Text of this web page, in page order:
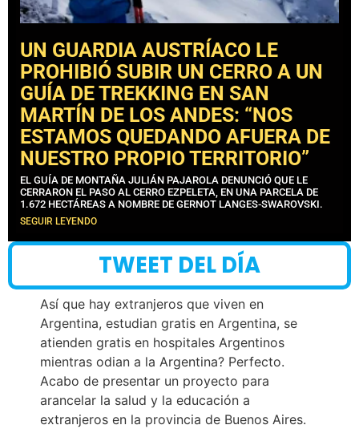
UN GUARDIA AUSTRÍACO LE
PROHIBIÓ SUBIR UN CERRO A UN
GUÍA DE TREKKING EN SAN
MARTÍN DE LOS ANDES: “NOS
ESTAMOS QUEDANDO AFUERA DE
NUESTRO PROPIO TERRITORIO”
EL GUÍA DE MONTAÑA JULIÁN PAJAROLA DENUNCIÓ QUE LE
CERRARON EL PASO AL CERRO EZPELETA, EN UNA PARCELA DE
1.672 HECTÁREAS A NOMBRE DE GERNOT LANGES-SWAROVSKI.
SEGUIR LEYENDO
TWEET DEL DÍA
Así que hay extranjeros que viven en
Argentina, estudian gratis en Argentina, se
atienden gratis en hospitales Argentinos
mientras odian a la Argentina? Perfecto.
Acabo de presentar un proyecto para
arancelar la salud y la educación a
extranjeros en la provincia de Buenos Aires.